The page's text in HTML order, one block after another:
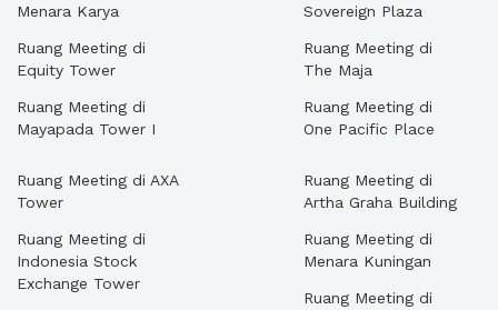
Menara Karya
Ruang Meeting di
Equity Tower
Ruang Meeting di
Mayapada Tower I
Sovereign Plaza
Ruang Meeting di
The Maja
Ruang Meeting di
One Pacific Place
Ruang Meeting di AXA
Tower
Ruang Meeting di
Indonesia Stock
Exchange Tower
Ruang Meeting di
Artha Graha Building
Ruang Meeting di
Menara Kuningan
Ruang Meeting di